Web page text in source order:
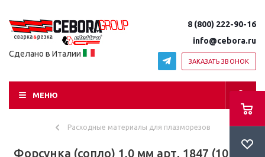
Сделано в Италии
8 (800) 222-90-16
info@cebora.ru
ЗАКАЗАТЬ ЗВОНОК
МЕНЮ
Расходные материалы для плазморезов
Форсунка (сопло) 1,0 мм арт. 1847 (10 шт)